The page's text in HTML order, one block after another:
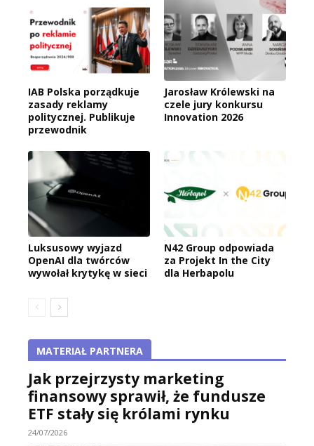
IAB Polska porządkuje
zasady reklamy
politycznej. Publikuje
przewodnik
Jarosław Królewski na
czele jury konkursu
Innovation 2026
Luksusowy wyjazd
OpenAI dla twórców
wywołał krytykę w sieci
N42 Group odpowiada
za Projekt In the City
dla Herbapolu
MATERIAŁ PARTNERA
Jak przejrzysty marketing
finansowy sprawił, że fundusze
ETF stały się królami rynku
24/07/2026